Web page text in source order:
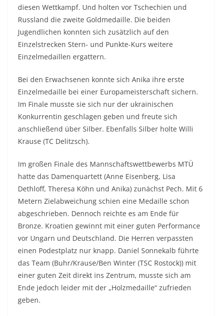
diesen Wettkampf. Und holten vor Tschechien und
Russland die zweite Goldmedaille. Die beiden
Jugendlichen konnten sich zusätzlich auf den
Einzelstrecken Stern- und Punkte-Kurs weitere
Einzelmedaillen ergattern.
Bei den Erwachsenen konnte sich Anika ihre erste
Einzelmedaille bei einer Europameisterschaft sichern.
Im Finale musste sie sich nur der ukrainischen
Konkurrentin geschlagen geben und freute sich
anschließend über Silber. Ebenfalls Silber holte Willi
Krause (TC Delitzsch).
Im großen Finale des Mannschaftswettbewerbs MTÜ
hatte das Damenquartett (Anne Eisenberg, Lisa
Dethloff, Theresa Köhn und Anika) zunächst Pech. Mit 6
Metern Zielabweichung schien eine Medaille schon
abgeschrieben. Dennoch reichte es am Ende für
Bronze. Kroatien gewinnt mit einer guten Performance
vor Ungarn und Deutschland. Die Herren verpassten
einen Podestplatz nur knapp. Daniel Sonnekalb führte
das Team (Buhr/Krause/Ben Winter (TSC Rostock)) mit
einer guten Zeit direkt ins Zentrum, musste sich am
Ende jedoch leider mit der „Holzmedaille“ zufrieden
geben.